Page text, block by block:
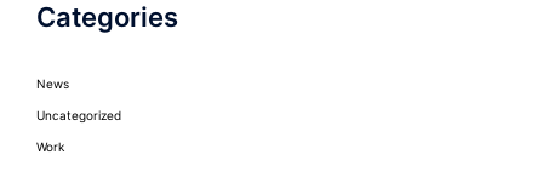
Categories
News
Uncategorized
Work